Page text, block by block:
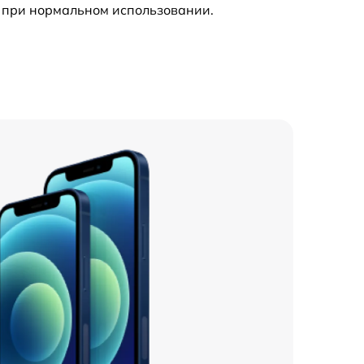
1150 р
1130 р
1045 р
990 р
3200 р
1045 р
нормальном использовании.